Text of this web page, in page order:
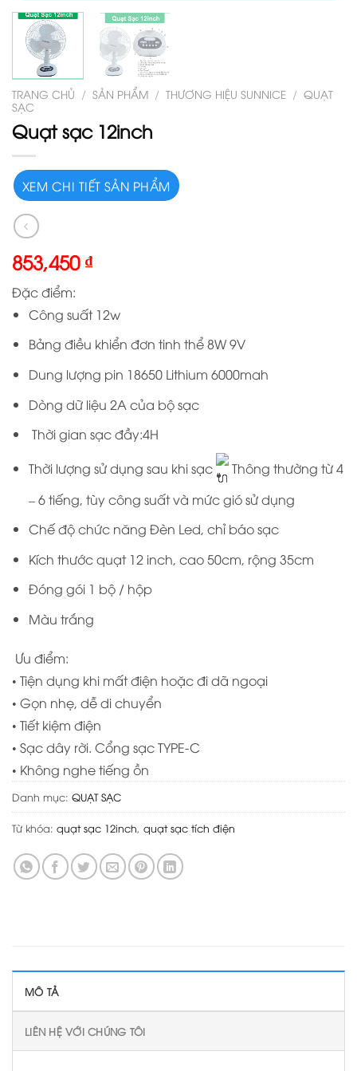
TRANG CHỦ / SẢN PHẨM / THƯƠNG HIỆU SUNNICE / QUẠT
SẠC
Quạt sạc 12inch
XEM CHI TIẾT SẢN PHẨM
853,450 ₫
Đặc điểm:
Công suất 12w
Bảng điều khiển đơn tinh thể 8W 9V
Dung lượng pin 18650 Lithium 6000mah
Dòng dữ liệu 2A của bộ sạc
Thời gian sạc đầy:4H
Thời lượng sử dụng sau khi sạc
Thông thường từ 4
– 6 tiếng, tùy công suất và mức gió sử dụng
Chế độ chức năng Đèn Led, chỉ báo sạc
Kích thước quạt 12 inch, cao 50cm, rộng 35cm
Đóng gói 1 bộ / hộp
Màu trắng
Ưu điểm:
• Tiện dụng khi mất điện hoặc đi dã ngoại
• Gọn nhẹ, dễ di chuyển
• Tiết kiệm điện
• Sạc dây rời. Cổng sạc TYPE-C
• Không nghe tiếng ồn
Danh mục: QUẠT SẠC
Từ khóa: quạt sạc 12inch, quạt sạc tích điện
MÔ TẢ
LIÊN HỆ VỚI CHÚNG TÔI